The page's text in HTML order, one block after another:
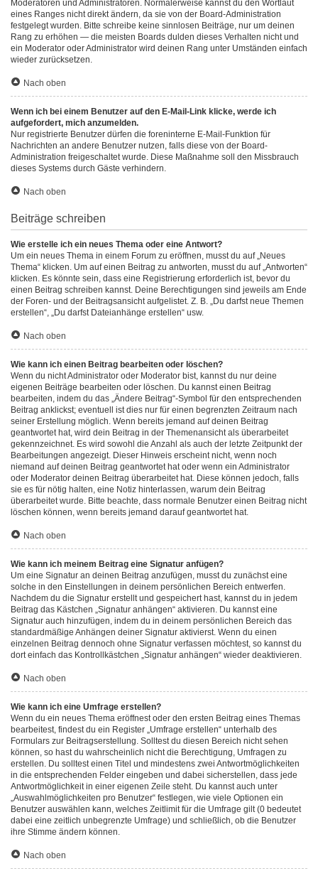
Moderatoren und Administratoren. Normalerweise kannst du den Wortlaut
eines Ranges nicht direkt ändern, da sie von der Board-Administration
festgelegt wurden. Bitte schreibe keine sinnlosen Beiträge, nur um deinen
Rang zu erhöhen — die meisten Boards dulden dieses Verhalten nicht und
ein Moderator oder Administrator wird deinen Rang unter Umständen einfach
wieder zurücksetzen.
Nach oben
Wenn ich bei einem Benutzer auf den E-Mail-Link klicke, werde ich
aufgefordert, mich anzumelden.
Nur registrierte Benutzer dürfen die foreninterne E-Mail-Funktion für
Nachrichten an andere Benutzer nutzen, falls diese von der Board-
Administration freigeschaltet wurde. Diese Maßnahme soll den Missbrauch
dieses Systems durch Gäste verhindern.
Nach oben
Beiträge schreiben
Wie erstelle ich ein neues Thema oder eine Antwort?
Um ein neues Thema in einem Forum zu eröffnen, musst du auf „Neues
Thema“ klicken. Um auf einen Beitrag zu antworten, musst du auf „Antworten“
klicken. Es könnte sein, dass eine Registrierung erforderlich ist, bevor du
einen Beitrag schreiben kannst. Deine Berechtigungen sind jeweils am Ende
der Foren- und der Beitragsansicht aufgelistet. Z. B. „Du darfst neue Themen
erstellen“, „Du darfst Dateianhänge erstellen“ usw.
Nach oben
Wie kann ich einen Beitrag bearbeiten oder löschen?
Wenn du nicht Administrator oder Moderator bist, kannst du nur deine
eigenen Beiträge bearbeiten oder löschen. Du kannst einen Beitrag
bearbeiten, indem du das „Ändere Beitrag“-Symbol für den entsprechenden
Beitrag anklickst; eventuell ist dies nur für einen begrenzten Zeitraum nach
seiner Erstellung möglich. Wenn bereits jemand auf deinen Beitrag
geantwortet hat, wird dein Beitrag in der Themenansicht als überarbeitet
gekennzeichnet. Es wird sowohl die Anzahl als auch der letzte Zeitpunkt der
Bearbeitungen angezeigt. Dieser Hinweis erscheint nicht, wenn noch
niemand auf deinen Beitrag geantwortet hat oder wenn ein Administrator
oder Moderator deinen Beitrag überarbeitet hat. Diese können jedoch, falls
sie es für nötig halten, eine Notiz hinterlassen, warum dein Beitrag
überarbeitet wurde. Bitte beachte, dass normale Benutzer einen Beitrag nicht
löschen können, wenn bereits jemand darauf geantwortet hat.
Nach oben
Wie kann ich meinem Beitrag eine Signatur anfügen?
Um eine Signatur an deinen Beitrag anzufügen, musst du zunächst eine
solche in den Einstellungen in deinem persönlichen Bereich entwerfen.
Nachdem du die Signatur erstellt und gespeichert hast, kannst du in jedem
Beitrag das Kästchen „Signatur anhängen“ aktivieren. Du kannst eine
Signatur auch hinzufügen, indem du in deinem persönlichen Bereich das
standardmäßige Anhängen deiner Signatur aktivierst. Wenn du einen
einzelnen Beitrag dennoch ohne Signatur verfassen möchtest, so kannst du
dort einfach das Kontrollkästchen „Signatur anhängen“ wieder deaktivieren.
Nach oben
Wie kann ich eine Umfrage erstellen?
Wenn du ein neues Thema eröffnest oder den ersten Beitrag eines Themas
bearbeitest, findest du ein Register „Umfrage erstellen“ unterhalb des
Formulars zur Beitragserstellung. Solltest du diesen Bereich nicht sehen
können, so hast du wahrscheinlich nicht die Berechtigung, Umfragen zu
erstellen. Du solltest einen Titel und mindestens zwei Antwortmöglichkeiten
in die entsprechenden Felder eingeben und dabei sicherstellen, dass jede
Antwortmöglichkeit in einer eigenen Zeile steht. Du kannst auch unter
„Auswahlmöglichkeiten pro Benutzer“ festlegen, wie viele Optionen ein
Benutzer auswählen kann, welches Zeitlimit für die Umfrage gilt (0 bedeutet
dabei eine zeitlich unbegrenzte Umfrage) und schließlich, ob die Benutzer
ihre Stimme ändern können.
Nach oben